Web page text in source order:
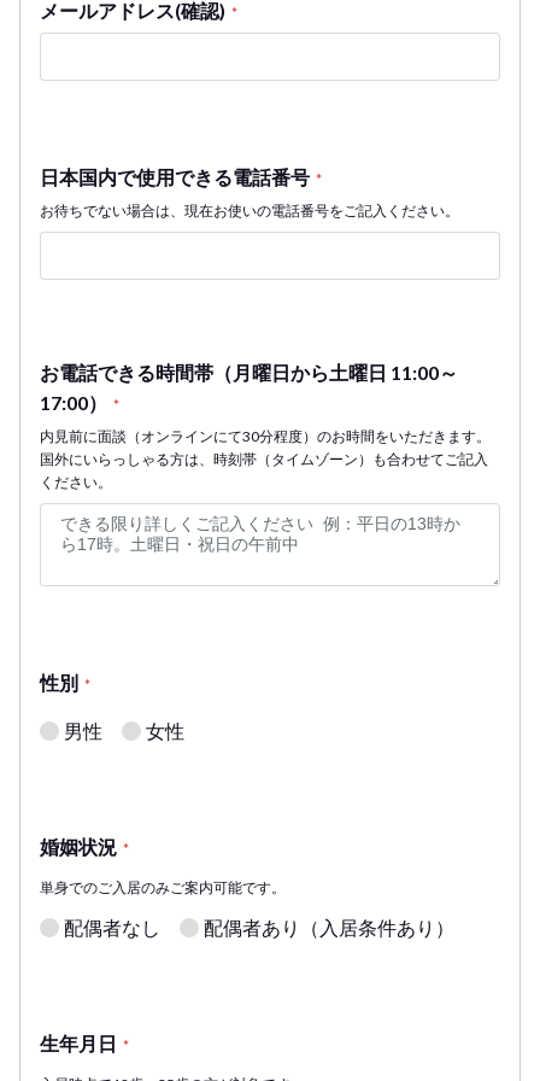
メールアドレス(確認) *
日本国内で使用できる電話番号 *
お待ちでない場合は、現在お使いの電話番号をご記入ください。
お電話できる時間帯（月曜日から土曜日 11:00～
17:00）
*
内見前に面談（オンラインにて30分程度）のお時間をいただきます。
国外にいらっしゃる方は、時刻帯（タイムゾーン）も合わせてご記入
ください。
性別 *
男性 女性
婚姻状況 *
単身でのご入居のみご案内可能です。
配偶者なし 配偶者あり（入居条件あり）
生年月日 *